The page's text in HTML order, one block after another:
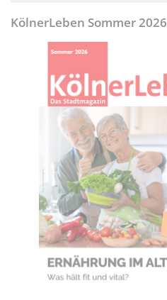
KölnerLeben Sommer 2026